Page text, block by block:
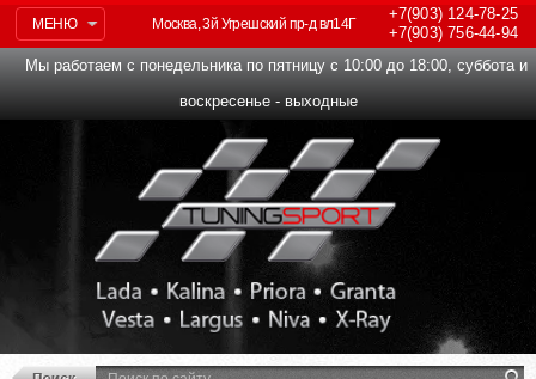
МЕНЮ
+7(903)124-78-25
+7(903)756-44-94
Москва, 3й Угрешский пр-д вл14Г
Мы работаем с понедельника по пятницу с 10:00 до 18:00, суббота и
воскресенье - выходные